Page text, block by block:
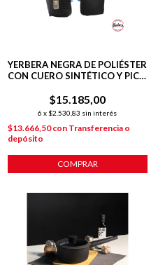
YERBERA NEGRA DE POLIÉSTER
CON CUERO SINTÉTICO Y PICO
$15.185,00
6 x $2.530,83 sin interés
$13.666,50con Transferencia o
depósito
COMPRAR